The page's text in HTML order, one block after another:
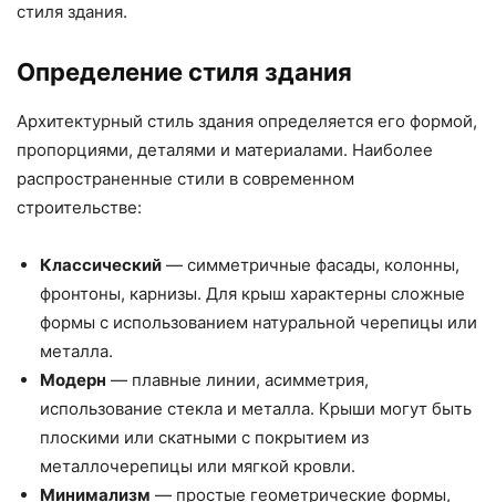
стиля здания.
Определение стиля здания
Архитектурный стиль здания определяется его формой,
пропорциями, деталями и материалами. Наиболее
распространенные стили в современном
строительстве:
Классический — симметричные фасады, колонны,
фронтоны, карнизы. Для крыш характерны сложные
формы с использованием натуральной черепицы или
металла.
Модерн — плавные линии, асимметрия,
использование стекла и металла. Крыши могут быть
плоскими или скатными с покрытием из
металлочерепицы или мягкой кровли.
Минимализм — простые геометрические формы,